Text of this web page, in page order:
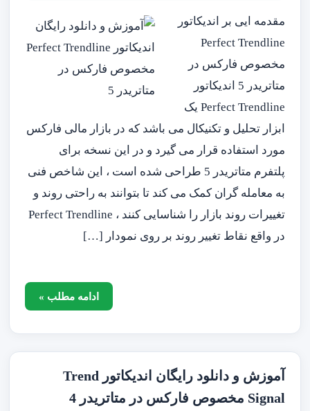
مقدمه ایی بر اندیکاتور
Perfect Trendline
مخصوص فارکس در
متاتریدر 5 اندیکاتور
Perfect Trendline یک
ابزار تحلیل و تکنیکال می باشد که در بازار مالی فارکس
مورد استفاده قرار می گیرد و در این نسخه برای
پلتفرم متاتریدر 5 طراحی شده است ، این شاخص فنی
به معامله گران کمک می کند تا بتوانند به راحتی روند و
تغییرات روند بازار را شناسایی کنند ، Perfect Trendline
در واقع نقاط تغییر روند بر روی نمودار […]
ادامه مطلب »
آموزش و دانلود رایگان اندیکاتور Trend
Signal مخصوص فارکس در متاتریدر 4